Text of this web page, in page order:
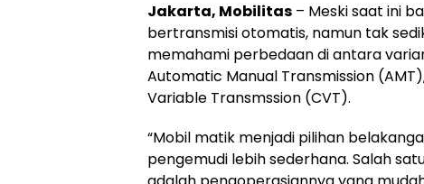
Jakarta, Mobilitas – Meski saat ini
bertransmisi otomatis, namun tak
memahami perbedaan di antara
Automatic Manual Transmission
Variable Transmssion (CVT).
“Mobil matik menjadi pilihan
pengemudi lebih sederhana. Salah